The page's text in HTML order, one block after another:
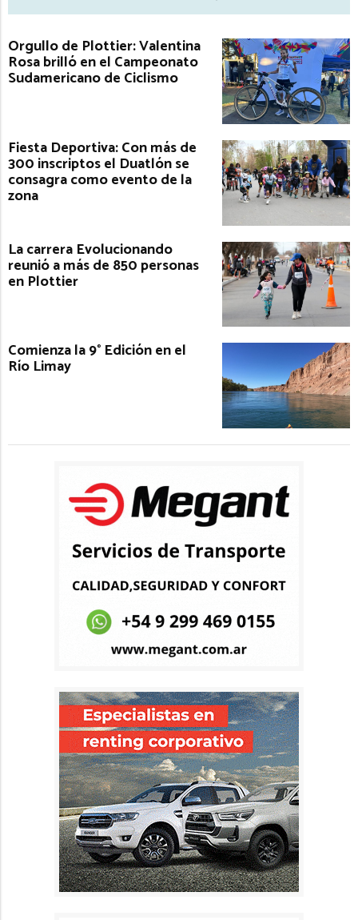
Orgullo de Plottier: Valentina
Rosa brilló en el Campeonato
Sudamericano de Ciclismo
Fiesta Deportiva: Con más de
300 inscriptos el Duatlón se
consagra como evento de la
zona
La carrera Evolucionando
reunió a más de 850 personas
en Plottier
Comienza la 9° Edición en el
Río Limay